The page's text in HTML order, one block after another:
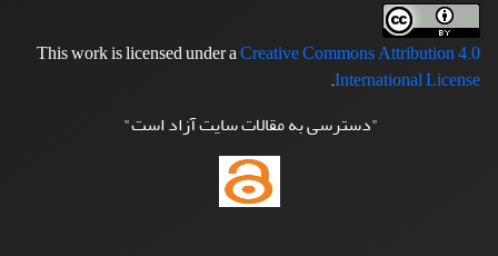
This work is licensed under aCreative Commons Attribution 4.0
International License
.
"دسترسی به مقالات سایت آزاد است"